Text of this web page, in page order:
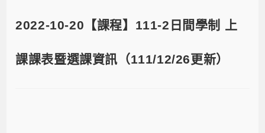
2022-10-20【課程】111-2日間學制 上
課課表暨選課資訊（111/12/26更新）